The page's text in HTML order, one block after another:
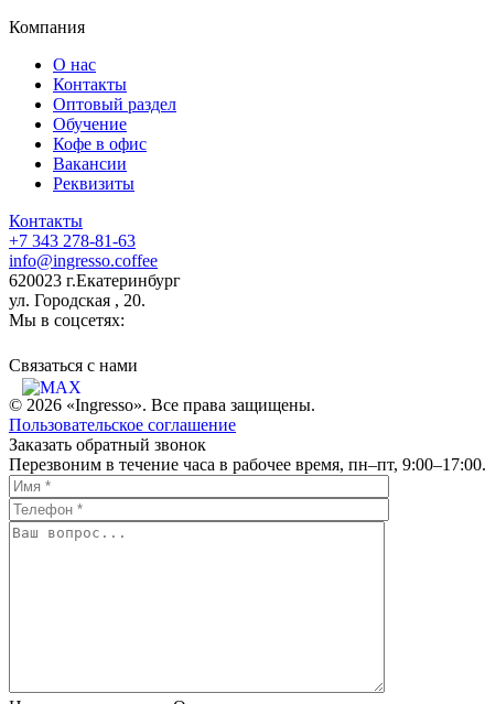
Компания
О нас
Контакты
Оптовый раздел
Обучение
Кофе в офис
Вакансии
Реквизиты
Контакты
+7 343 278-81-63
info@ingresso.coffee
620023 г.Екатеринбург
ул. Городская , 20.
Мы в соцсетях:
Связаться c нами
© 2026 «Ingresso». Все права защищены.
Пользовательское соглашение
Заказать обратный звонок
Перезвоним в течение часа в рабочее время, пн–пт, 9:00–17:00.